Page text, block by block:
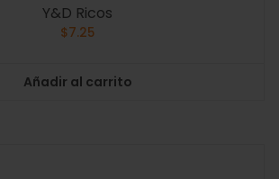
Y&D Ricos
$7.25
Añadir al carrito